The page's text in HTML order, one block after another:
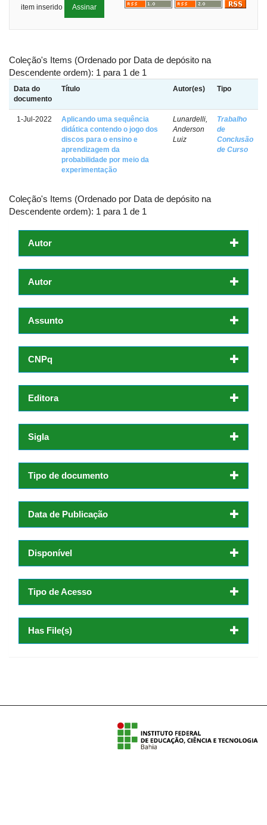
item inserido
Coleção's Items (Ordenado por Data de depósito na
Descendente ordem): 1 para 1 de 1
Data do
documento
Título Autor(es) Tipo
1-Jul-2022
Aplicando uma sequência
didática contendo o jogo dos
discos para o ensino e
aprendizagem da
probabilidade por meio da
experimentação
Lunardelli,
Anderson
Luiz
Trabalho
de
Conclusão
de Curso
Coleção's Items (Ordenado por Data de depósito na
Descendente ordem): 1 para 1 de 1
Autor
Autor
Assunto
CNPq
Editora
Sigla
Tipo de documento
Data de Publicação
Disponível
Tipo de Acesso
Has File(s)